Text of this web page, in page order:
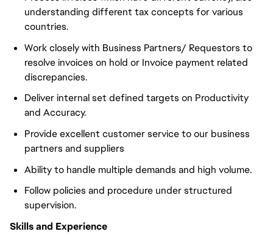
understanding different tax concepts for various
countries.
Work closely with Business Partners/ Requestors to
resolve invoices on hold or Invoice payment related
discrepancies.
Deliver internal set defined targets on Productivity
and Accuracy.
Provide excellent customer service to our business
partners and suppliers
Ability to handle multiple demands and high volume.
Follow policies and procedure under structured
supervision.
Skills and Experience